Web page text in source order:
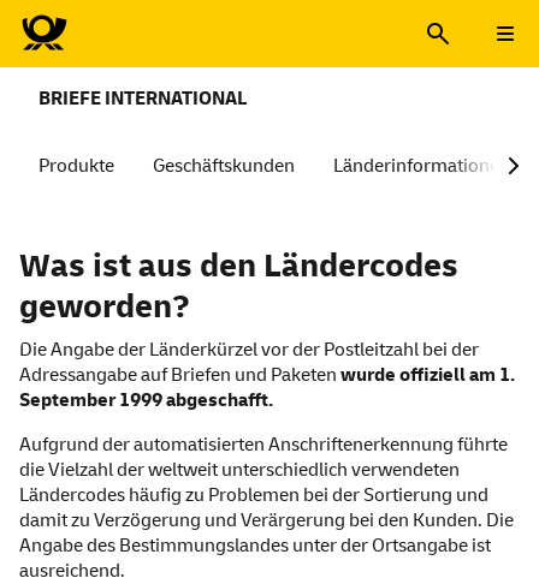
BRIEFE INTERNATIONAL
Produkte Geschäftskunden Länderinformationen
Was ist aus den Ländercodes
geworden?
Die Angabe der Länderkürzel vor der Postleitzahl bei der
Adressangabe auf Briefen und Paketen wurde offiziell am 1.
September 1999 abgeschafft.
Aufgrund der automatisierten Anschriftenerkennung führte
die Vielzahl der weltweit unterschiedlich verwendeten
Ländercodes häufig zu Problemen bei der Sortierung und
damit zu Verzögerung und Verärgerung bei den Kunden. Die
Angabe des Bestimmungslandes unter der Ortsangabe ist
ausreichend.